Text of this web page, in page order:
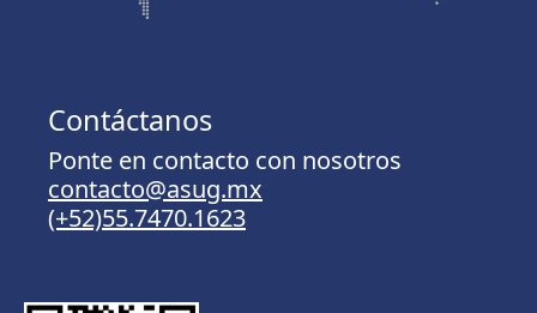
Contáctanos
Ponte en contacto con nosotros
contacto@asug.mx
(+52)55.7470.1623